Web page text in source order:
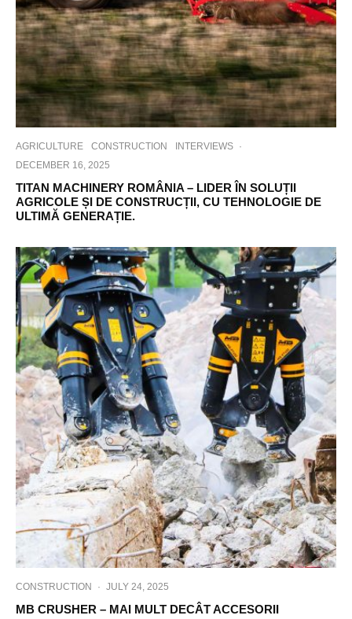
AGRICULTURE CONSTRUCTION INTERVIEWS ·
DECEMBER 16, 2025
TITAN MACHINERY ROMÂNIA – LIDER ÎN SOLUȚII
AGRICOLE ȘI DE CONSTRUCȚII, CU TEHNOLOGIE DE
ULTIMĂ GENERAȚIE.
CONSTRUCTION · JULY 24, 2025
MB CRUSHER – MAI MULT DECÂT ACCESORII